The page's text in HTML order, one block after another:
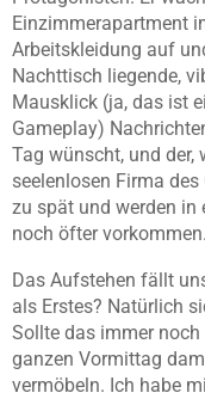
Einzimmerapartment
Arbeitskleidung auf
Nachttisch liegende,
Mausklick (ja, das ist
Gameplay)
Tag wünscht, und der,
seelenlosen Firma
zu spät und werden in
noch öfter vorkommen.
Das Aufstehen fällt
als Erstes? Natürlich
Sollte das immer
ganzen Vormittag
vermöbeln. Ich habe